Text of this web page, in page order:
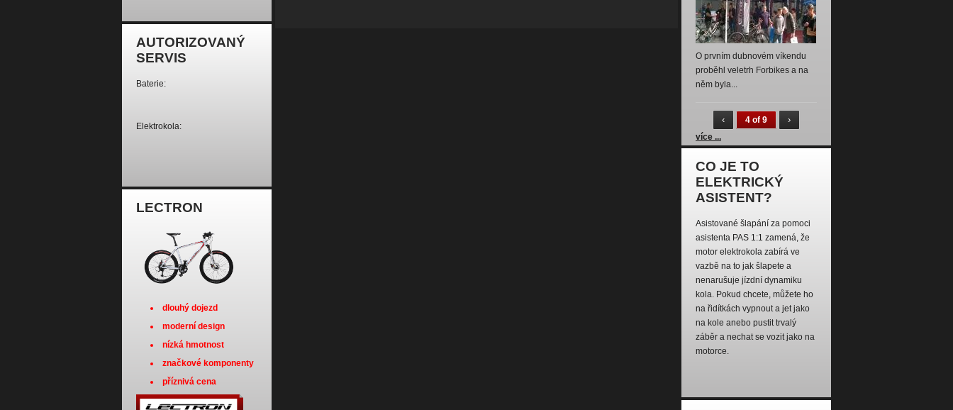
AUTORIZOVANÝ
SERVIS
Baterie:
Elektrokola:
LECTRON
dlouhý dojezd
moderní design
nízká hmotnost
značkové komponenty
příznivá cena
O prvním dubnovém víkendu
proběhl veletrh Forbikes a na
něm byla...
‹ 4 of 9 ›
více ...
CO JE TO
ELEKTRICKÝ
ASISTENT?
Asistované šlapání za pomoci
asistenta PAS 1:1 zamená, že
motor elektrokola zabírá ve
vazbě na to jak šlapete a
nenarušuje jízdní dynamiku
kola. Pokud chcete, můžete ho
na řidítkách vypnout a jet jako
na kole anebo pustit trvalý
záběr a nechat se vozit jako na
motorce.